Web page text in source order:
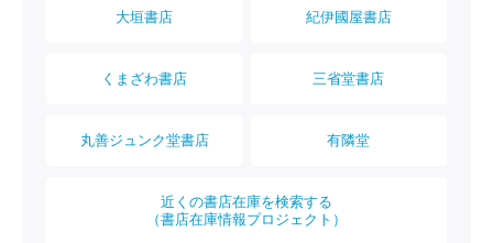
大垣書店 紀伊國屋書店
くまざわ書店 三省堂書店
丸善ジュンク堂書店 有隣堂
近くの書店在庫を検索する
（書店在庫情報プロジェクト）